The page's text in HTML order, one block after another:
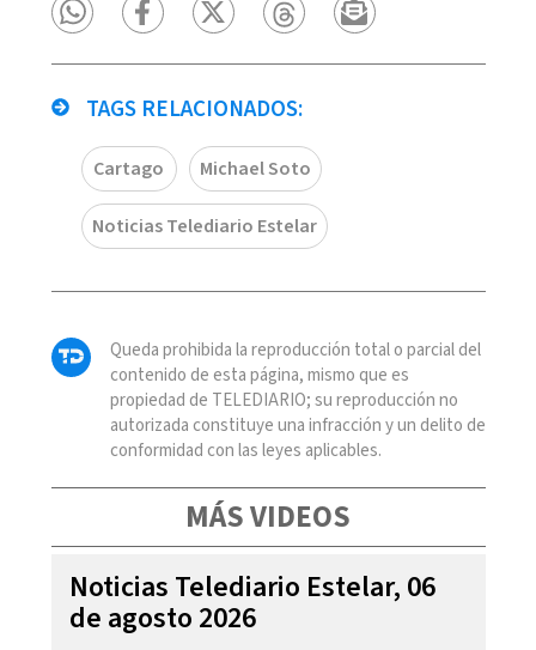
TAGS RELACIONADOS:
Cartago Michael Soto
Noticias Telediario Estelar
Queda prohibida la reproducción total o parcial del
contenido de esta página, mismo que es
propiedad de TELEDIARIO; su reproducción no
autorizada constituye una infracción y un delito de
conformidad con las leyes aplicables.
MÁS VIDEOS
Noticias Telediario Estelar, 06
de agosto 2026